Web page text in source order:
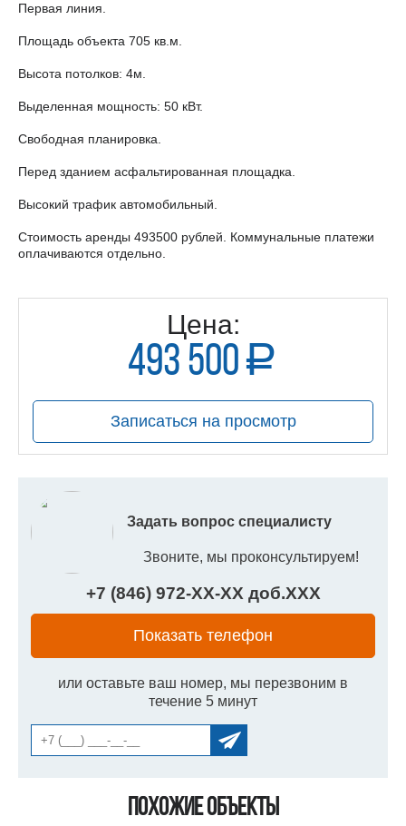
Первая линия.
Площадь объекта 705 кв.м.
Высота потолков: 4м.
Выделенная мощность: 50 кВт.
Свободная планировка.
Перед зданием асфальтированная площадка.
Высокий трафик автомобильный.
Стоимость аренды 493500 рублей. Коммунальные платежи
оплачиваются отдельно.
Цена:
493 500 a
руб.
Записаться на просмотр
Задать вопрос специалисту
Звоните, мы проконсультируем!
+7 (846) 972-XX-XXдоб.XXX
Показать телефон
или оставьте ваш номер, мы перезвоним в
течение 5 минут
Похожие объекты